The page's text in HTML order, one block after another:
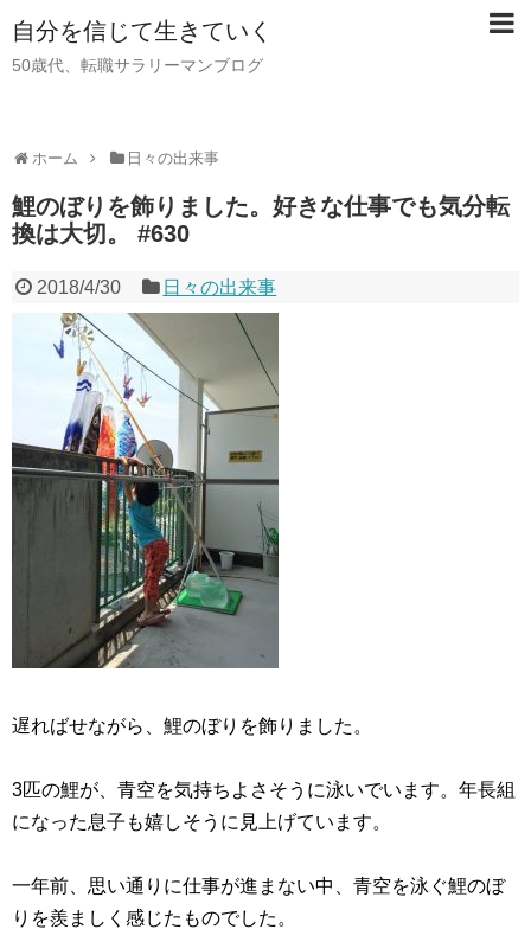
自分を信じて生きていく
50歳代、転職サラリーマンブログ
ホーム 日々の出来事
鯉のぼりを飾りました。好きな仕事でも気分転
換は大切。 #630
2018/4/30 日々の出来事
遅ればせながら、鯉のぼりを飾りました。
3匹の鯉が、青空を気持ちよさそうに泳いでいます。年長組
になった息子も嬉しそうに見上げています。
一年前、思い通りに仕事が進まない中、青空を泳ぐ鯉のぼ
りを羨ましく感じたものでした。